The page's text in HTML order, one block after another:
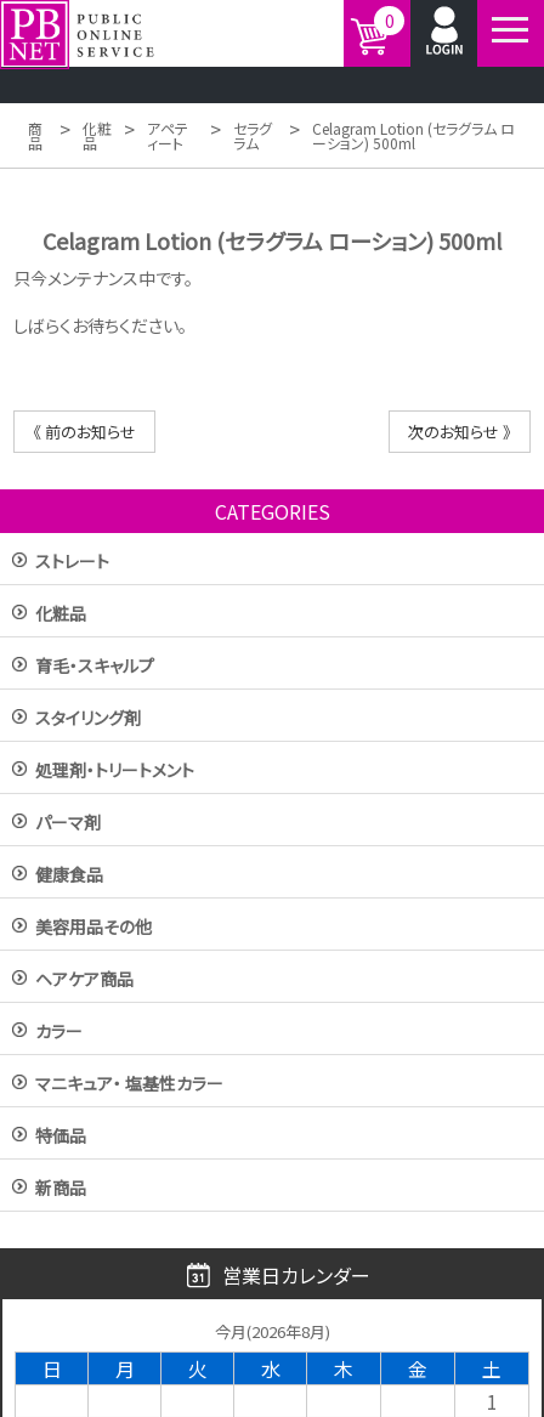
0
商
品 > 化粧
品 > アペテ
ィート > セラグ
ラム > Celagram Lotion (セラグラム ロ
ーション) 500ml
Celagram Lotion (セラグラム ローション) 500ml
只今メンテナンス中です。
しばらくお待ちください。
《 前のお知らせ 次のお知らせ 》
CATEGORIES
ストレート
化粧品
育毛・スキャルプ
スタイリング剤
処理剤・トリートメント
パーマ剤
健康食品
美容用品その他
ヘアケア商品
カラー
マニキュア・ 塩基性カラー
特価品
新商品
営業日カレンダー
今月(2026年8月)
日 月 火 水 木 金
土
1